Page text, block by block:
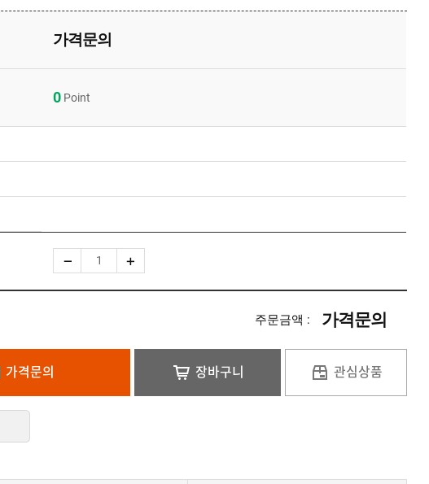
가격문의
0 Point
주문금액 : 가격문의
가격문의 장바구니 관심상품